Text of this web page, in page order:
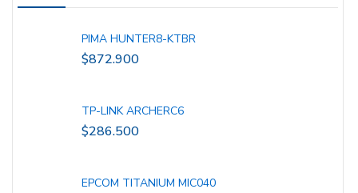
PIMA HUNTER8-KTBR
$872.900
TP-LINK ARCHERC6
$286.500
EPCOM TITANIUM MIC040